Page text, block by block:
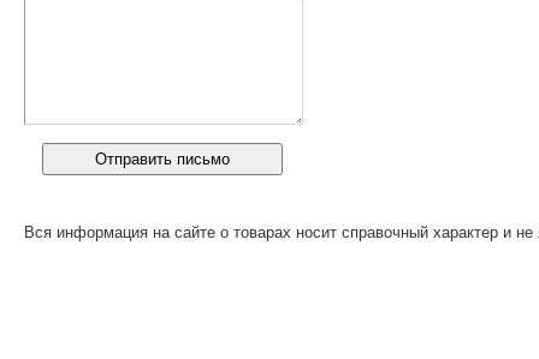
Вся информация на сайте о товарах носит справочный характер и